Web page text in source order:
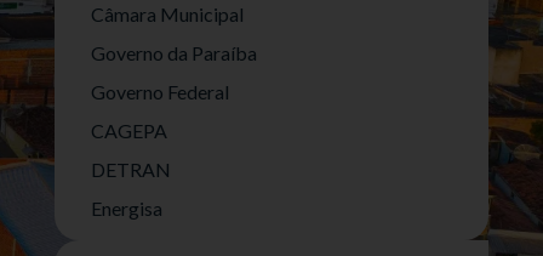
Câmara Municipal
Governo da Paraíba
Governo Federal
CAGEPA
DETRAN
Energisa